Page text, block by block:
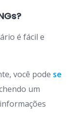
é fácil e
você pode se
um